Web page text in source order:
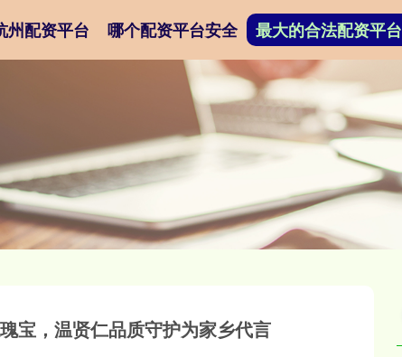
州配资平台 哪个配资平台安全 最大的合法配资平台
宝，温贤仁品质守护为家乡代言